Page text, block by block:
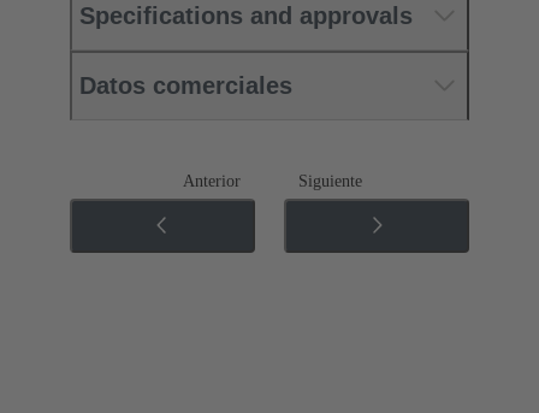
Specifications and approvals
Datos comerciales
Anterior Siguiente